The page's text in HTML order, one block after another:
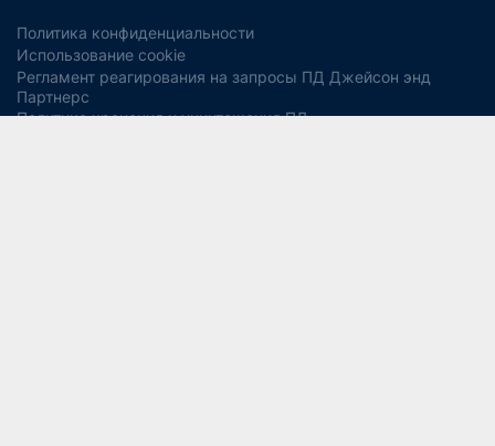
Политика конфиденциальности
Использование cookie
Регламент реагирования на запросы ПД Джейсон энд
Партнерс
Политика хранения и уничтожения ПД